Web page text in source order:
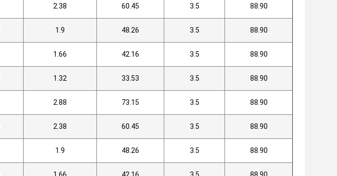
2.38 60.45 3.5 88.90
1.9 48.26 3.5 88.90
1.66 42.16 3.5 88.90
1.32 33.53 3.5 88.90
2.88 73.15 3.5 88.90
2.38 60.45 3.5 88.90
1.9 48.26 3.5 88.90